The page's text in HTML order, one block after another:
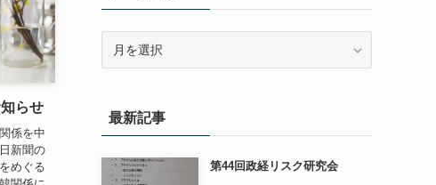
らせ
係を中
新聞の
めぐる
ブ最新記事
第44回政経リスク研究会